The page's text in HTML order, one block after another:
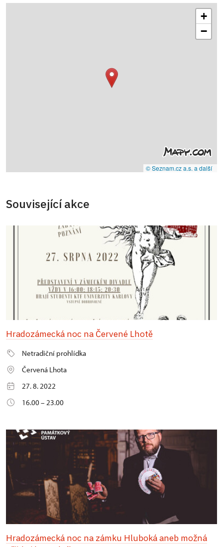
+
−
© Seznam.cz a.s. a další
Související akce
Hradozámecká noc na Červené Lhotě
Netradiční prohlídka
Červená Lhota
27. 8. 2022
16.00 – 23.00
Hradozámecká noc na zámku Hluboká aneb možná